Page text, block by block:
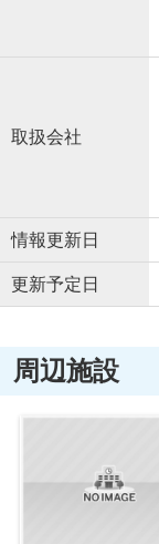
取扱会社
情報更新日
更新予定日
周辺施設